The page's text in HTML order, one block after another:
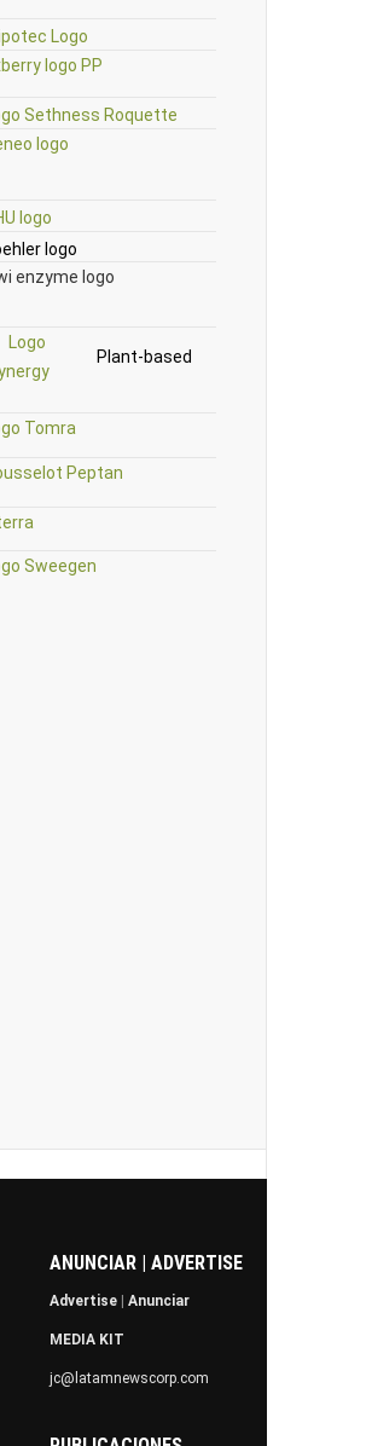
Plant-based
ANUNCIAR | ADVERTISE
Advertise Anunciar
MEDIA KIT
jc@latamnewscorp.com